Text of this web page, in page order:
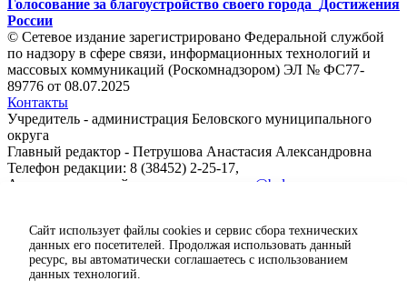
Голосование за благоустройство своего города
Достижения
России
© Сетевое издание зарегистрировано Федеральной службой
по надзору в сфере связи, информационных технологий и
массовых коммуникаций (Роскомнадзором) ЭЛ № ФС77-
89776 от 08.07.2025
Контакты
Учредитель - администрация Беловского муниципального
округа
Главный редактор - Петрушова Анастасия Александровна
Телефон редакции: 8 (38452) 2-25-17,
Адрес электронной почты редакции:
ps@belovorn.ru
Сайт использует файлы cookies и сервис сбора технических
данных его посетителей. Продолжая использовать данный
ресурс, вы автоматически соглашаетесь с использованием
данных технологий.